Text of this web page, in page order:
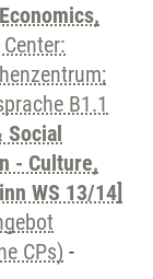
B1.1
Social
- Culture,
WS 13/14]
CPs) -